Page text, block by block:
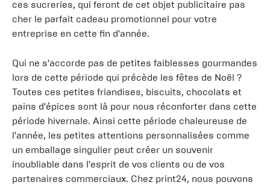
ces sucreries, qui feront de cet objet publicitaire pas
cher le parfait cadeau promotionnel pour votre
entreprise en cette fin d'année.
Qui ne s'accorde pas de petites faiblesses gourmandes
lors de cette période qui précède les fêtes de Noël ?
Toutes ces petites friandises, biscuits, chocolats et
pains d'épices sont là pour nous réconforter dans cette
période hivernale. Ainsi cette période chaleureuse de
l'année, les petites attentions personnalisées comme
un emballage singulier peut créer un souvenir
inoubliable dans l'esprit de vos clients ou de vos
partenaires commerciaux. Chez print24, nous pouvons